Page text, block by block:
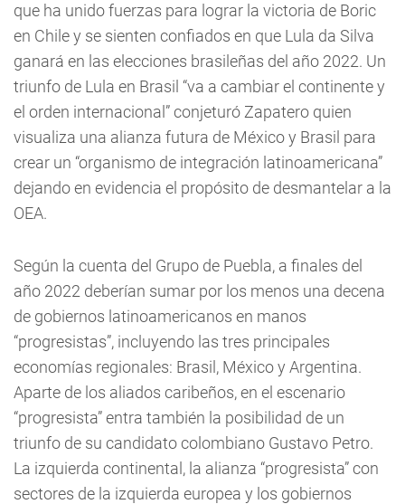
que ha unido fuerzas para lograr la victoria de Boric
en Chile y se sienten confiados en que Lula da Silva
ganará en las elecciones brasileñas del año 2022. Un
triunfo de Lula en Brasil “va a cambiar el continente y
el orden internacional” conjeturó Zapatero quien
visualiza una alianza futura de México y Brasil para
crear un “organismo de integración latinoamericana”
dejando en evidencia el propósito de desmantelar a la
OEA.
Según la cuenta del Grupo de Puebla, a finales del
año 2022 deberían sumar por los menos una decena
de gobiernos latinoamericanos en manos
“progresistas”, incluyendo las tres principales
economías regionales: Brasil, México y Argentina.
Aparte de los aliados caribeños, en el escenario
“progresista” entra también la posibilidad de un
triunfo de su candidato colombiano Gustavo Petro.
La izquierda continental, la alianza “progresista” con
sectores de la izquierda europea y los gobiernos